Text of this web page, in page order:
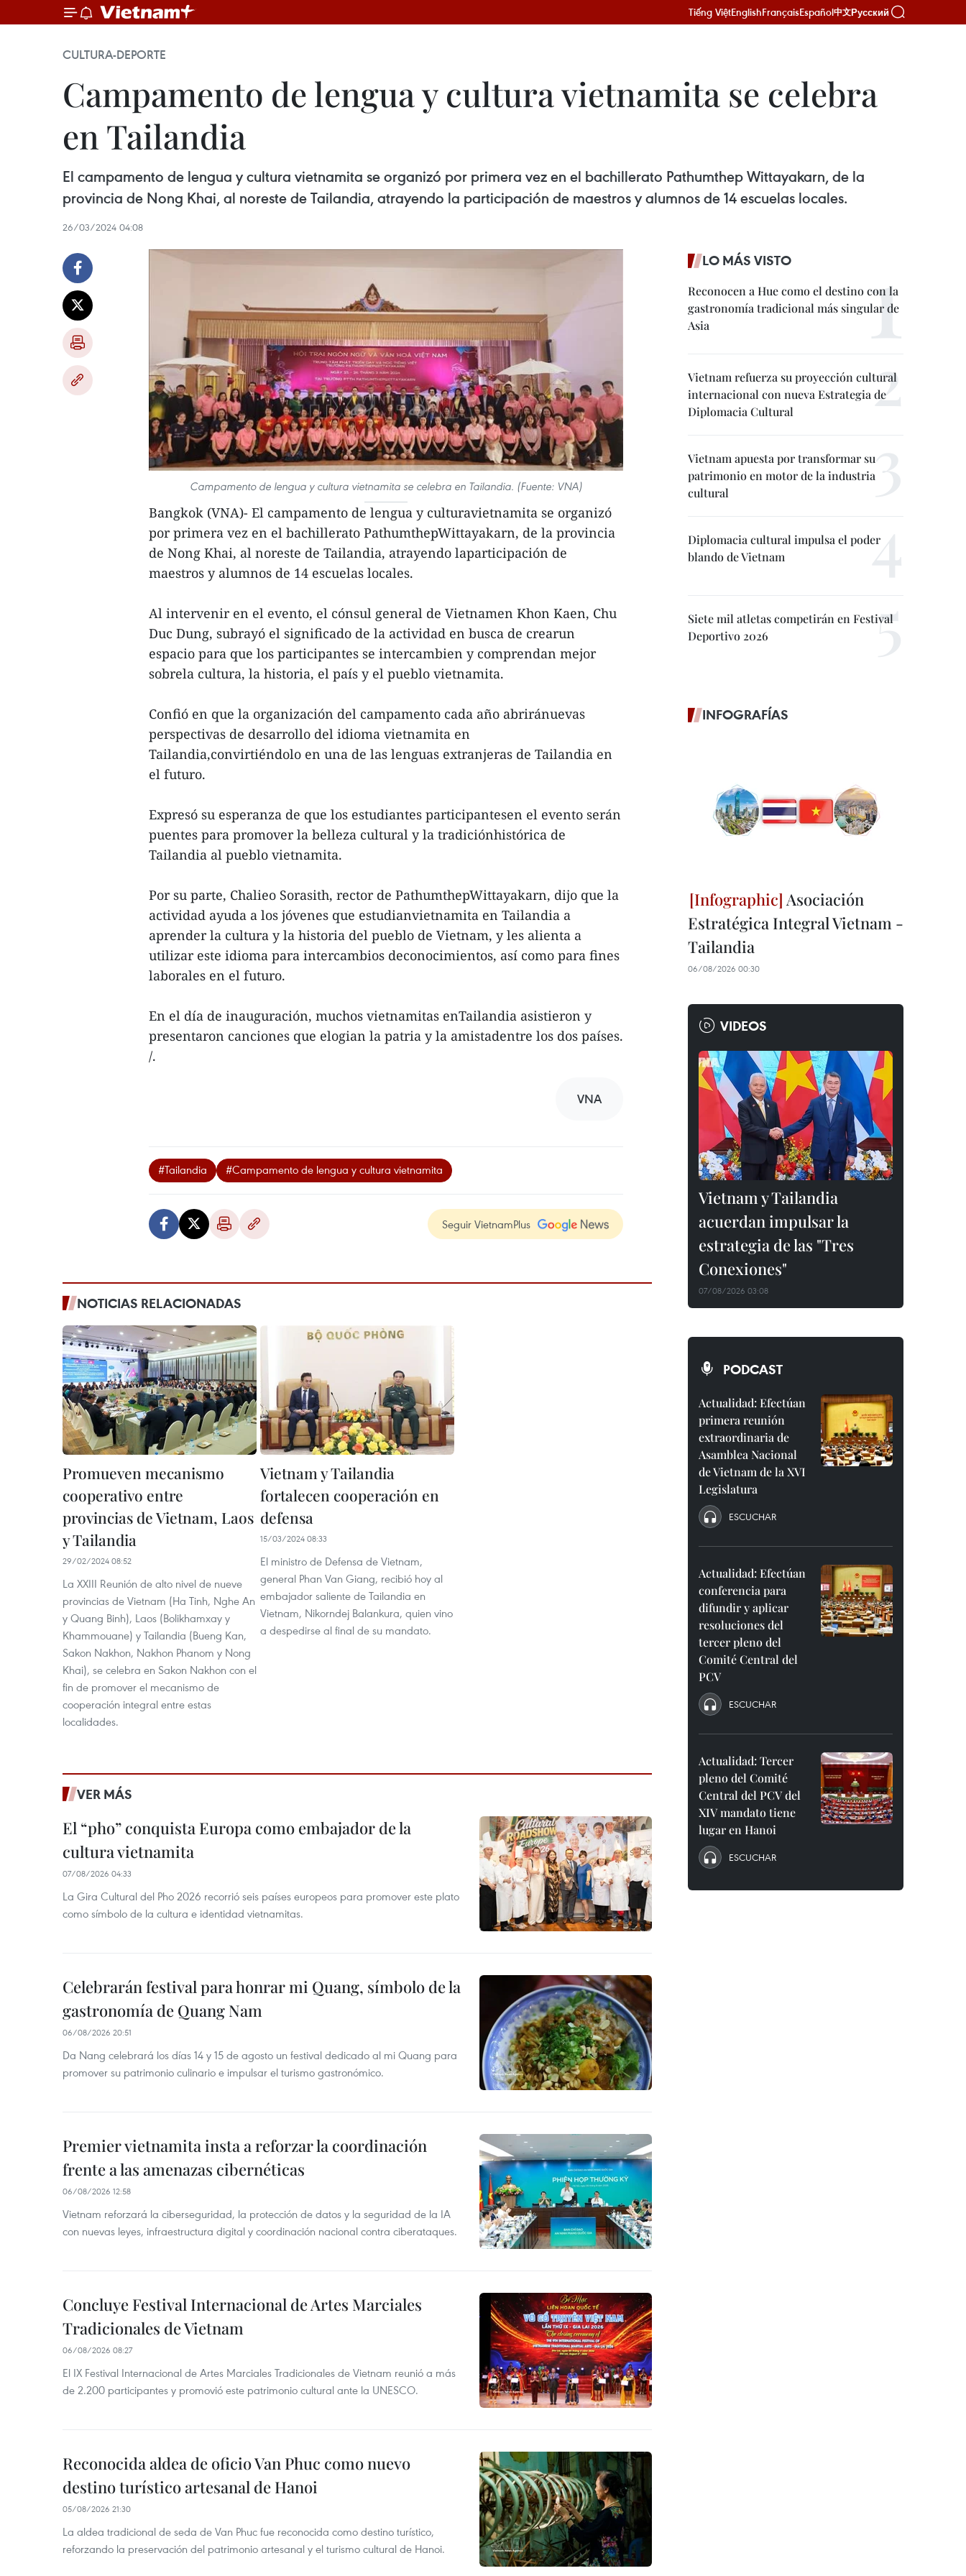
Tiếng ViệtEnglishFrançaisEspañol中文Русский
CULTURA-DEPORTE
Campamento de lengua y cultura vietnamita se celebra
en Tailandia
El campamento de lengua y cultura vietnamita se organizó por primera vez en el bachillerato Pathumthep Wittayakarn, de la
provincia de Nong Khai, al noreste de Tailandia, atrayendo la participación de maestros y alumnos de 14 escuelas locales.
26/03/2024 04:08
Campamento de lengua y cultura vietnamita se celebra en Tailandia. (Fuente: VNA)
Bangkok (VNA)- El campamento de lengua y culturavietnamita se organizó
por primera vez en el bachillerato PathumthepWittayakarn, de la provincia
de Nong Khai, al noreste de Tailandia, atrayendo laparticipación de
maestros y alumnos de 14 escuelas locales.
Al intervenir en el evento, el cónsul general de Vietnamen Khon Kaen, Chu
Duc Dung, subrayó el significado de la actividad en busca de crearun
espacio para que los participantes se intercambien y comprendan mejor
sobrela cultura, la historia, el país y el pueblo vietnamita.
Confió en que la organización del campamento cada año abriránuevas
perspectivas de desarrollo del idioma vietnamita en
Tailandia,convirtiéndolo en una de las lenguas extranjeras de Tailandia en
el futuro.
Expresó su esperanza de que los estudiantes participantesen el evento serán
puentes para promover la belleza cultural y la tradiciónhistórica de
Tailandia al pueblo vietnamita.
Por su parte, Chalieo Sorasith, rector de PathumthepWittayakarn, dijo que la
actividad ayuda a los jóvenes que estudianvietnamita en Tailandia a
aprender la cultura y la historia del pueblo de Vietnam, y les alienta a
utilizar este idioma para intercambios deconocimientos, así como para fines
laborales en el futuro.
En el día de inauguración, muchos vietnamitas enTailandia asistieron y
presentaron canciones que elogian la patria y la amistadentre los dos países.
/.
VNA
#Tailandia #Campamento de lengua y cultura vietnamita
Seguir VietnamPlus
NOTICIAS RELACIONADAS
Promueven mecanismo
cooperativo entre
provincias de Vietnam, Laos
y Tailandia
29/02/2024 08:52
La XXIII Reunión de alto nivel de nueve
provincias de Vietnam (Ha Tinh, Nghe An
y Quang Binh), Laos (Bolikhamxay y
Khammouane) y Tailandia (Bueng Kan,
Sakon Nakhon, Nakhon Phanom y Nong
Khai), se celebra en Sakon Nakhon con el
fin de promover el mecanismo de
cooperación integral entre estas
localidades.
Vietnam y Tailandia
fortalecen cooperación en
defensa
15/03/2024 08:33
El ministro de Defensa de Vietnam,
general Phan Van Giang, recibió hoy al
embajador saliente de Tailandia en
Vietnam, Nikorndej Balankura, quien vino
a despedirse al final de su mandato.
VER MÁS
El “pho” conquista Europa como embajador de la
cultura vietnamita
07/08/2026 04:33
La Gira Cultural del Pho 2026 recorrió seis países europeos para promover este plato
como símbolo de la cultura e identidad vietnamitas.
Celebrarán festival para honrar mi Quang, símbolo de la
gastronomía de Quang Nam
06/08/2026 20:51
Da Nang celebrará los días 14 y 15 de agosto un festival dedicado al mi Quang para
promover su patrimonio culinario e impulsar el turismo gastronómico.
Premier vietnamita insta a reforzar la coordinación
frente a las amenazas cibernéticas
06/08/2026 12:58
Vietnam reforzará la ciberseguridad, la protección de datos y la seguridad de la IA
con nuevas leyes, infraestructura digital y coordinación nacional contra ciberataques.
Concluye Festival Internacional de Artes Marciales
Tradicionales de Vietnam
06/08/2026 08:27
El IX Festival Internacional de Artes Marciales Tradicionales de Vietnam reunió a más
de 2.200 participantes y promovió este patrimonio cultural ante la UNESCO.
Reconocida aldea de oficio Van Phuc como nuevo
destino turístico artesanal de Hanoi
05/08/2026 21:30
La aldea tradicional de seda de Van Phuc fue reconocida como destino turístico,
reforzando la preservación del patrimonio artesanal y el turismo cultural de Hanoi.
LO MÁS VISTO
Reconocen a Hue como el destino con la
gastronomía tradicional más singular de
Asia
Vietnam refuerza su proyección cultural
internacional con nueva Estrategia de
Diplomacia Cultural
Vietnam apuesta por transformar su
patrimonio en motor de la industria
cultural
Diplomacia cultural impulsa el poder
blando de Vietnam
Siete mil atletas competirán en Festival
Deportivo 2026
INFOGRAFÍAS
Asociación
Estratégica Integral Vietnam -
Tailandia
06/08/2026 00:30
VIDEOS
Vietnam y Tailandia
acuerdan impulsar la
estrategia de las "Tres
Conexiones"
07/08/2026 03:08
PODCAST
Actualidad: Efectúan
primera reunión
extraordinaria de
Asamblea Nacional
de Vietnam de la XVI
Legislatura
ESCUCHAR
Actualidad: Efectúan
conferencia para
difundir y aplicar
resoluciones del
tercer pleno del
Comité Central del
PCV
ESCUCHAR
Actualidad: Tercer
pleno del Comité
Central del PCV del
XIV mandato tiene
lugar en Hanoi
ESCUCHAR